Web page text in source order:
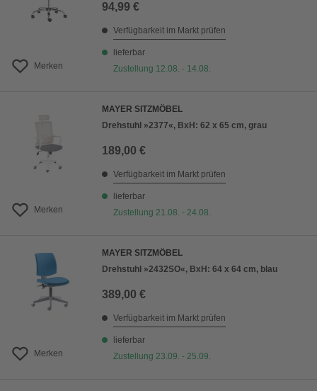
Merken
94,99 €
Verfügbarkeit im Markt prüfen
lieferbar
Zustellung 12.08. - 14.08.
Merken
MAYER SITZMÖBEL
Drehstuhl »2377«, BxH: 62 x 65 cm, grau
189,00 €
Verfügbarkeit im Markt prüfen
lieferbar
Zustellung 21.08. - 24.08.
Merken
MAYER SITZMÖBEL
Drehstuhl »2432SO«, BxH: 64 x 64 cm, blau
389,00 €
Verfügbarkeit im Markt prüfen
lieferbar
Zustellung 23.09. - 25.09.